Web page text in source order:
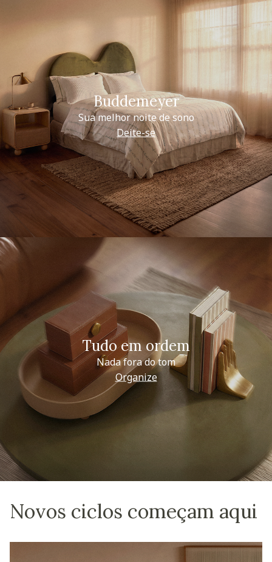
Buddemeyer
Sua melhor noite de sono
Deite-se
Tudo em ordem
Nada fora do tom
Organize
Novos ciclos começam aqui